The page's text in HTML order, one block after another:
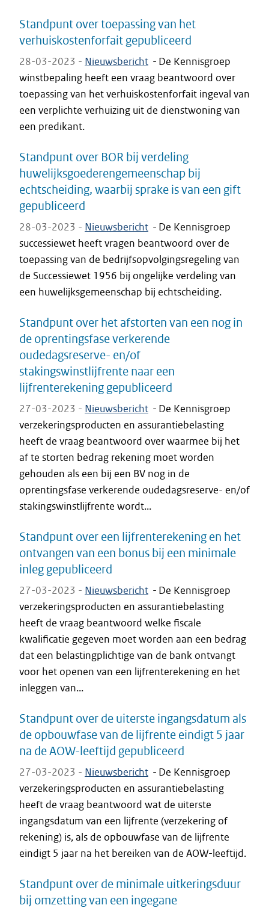
Standpunt over toepassing van het
verhuiskostenforfait gepubliceerd
28-03-2023 - Nieuwsbericht - De Kennisgroep
winstbepaling heeft een vraag beantwoord over
toepassing van het verhuiskostenforfait ingeval van
een verplichte verhuizing uit de dienstwoning van
een predikant.
Standpunt over BOR bij verdeling
huwelijksgoederengemeenschap bij
echtscheiding, waarbij sprake is van een gift
gepubliceerd
28-03-2023 - Nieuwsbericht - De Kennisgroep
successiewet heeft vragen beantwoord over de
toepassing van de bedrijfsopvolgingsregeling van
de Successiewet 1956 bij ongelijke verdeling van
een huwelijksgemeenschap bij echtscheiding.
Standpunt over het afstorten van een nog in
de oprentingsfase verkerende
oudedagsreserve- en/of
stakingswinstlijfrente naar een
lijfrenterekening gepubliceerd
27-03-2023 - Nieuwsbericht - De Kennisgroep
verzekeringsproducten en assurantiebelasting
heeft de vraag beantwoord over waarmee bij het
af te storten bedrag rekening moet worden
gehouden als een bij een BV nog in de
oprentingsfase verkerende oudedagsreserve- en/of
stakingswinstlijfrente wordt...
Standpunt over een lijfrenterekening en het
ontvangen van een bonus bij een minimale
inleg gepubliceerd
27-03-2023 - Nieuwsbericht - De Kennisgroep
verzekeringsproducten en assurantiebelasting
heeft de vraag beantwoord welke fiscale
kwalificatie gegeven moet worden aan een bedrag
dat een belastingplichtige van de bank ontvangt
voor het openen van een lijfrenterekening en het
inleggen van...
Standpunt over de uiterste ingangsdatum als
de opbouwfase van de lijfrente eindigt 5 jaar
na de AOW-leeftijd gepubliceerd
27-03-2023 - Nieuwsbericht - De Kennisgroep
verzekeringsproducten en assurantiebelasting
heeft de vraag beantwoord wat de uiterste
ingangsdatum van een lijfrente (verzekering of
rekening) is, als de opbouwfase van de lijfrente
eindigt 5 jaar na het bereiken van de AOW-leeftijd.
Standpunt over de minimale uitkeringsduur
bij omzetting van een ingegane